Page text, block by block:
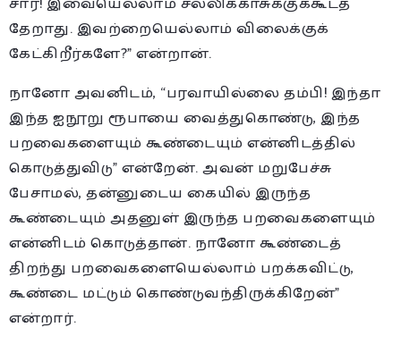
தேறாது. இவற்றையெல்லாம் விலைக்குக்
கேட்கிறீர்களே?” என்றான்.
நானோ அவனிடம், “பரவாயில்லை தம்பி! இந்தா
இந்த ஐநூறு ரூபாயை வைத்துகொண்டு, இந்த
பறவைகளையும் கூண்டையும் என்னிடத்தில்
கொடுத்துவிடு” என்றேன். அவன் மறுபேச்சு
பேசாமல், தன்னுடைய கையில் இருந்த
கூண்டையும் அதனுள் இருந்த பறவைகளையும்
என்னிடம் கொடுத்தான். நானோ கூண்டைத்
திறந்து பறவைகளையெல்லாம் பறக்கவிட்டு,
கூண்டை மட்டும் கொண்டுவந்திருக்கிறேன்”
என்றார்.